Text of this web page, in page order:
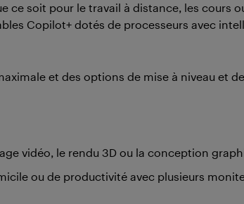
ce soit pour le travail à distance, les cours
Copilot+ dotés de processeurs avec
et des options de mise à niveau et
vidéo, le rendu 3D ou la conception
ou de productivité avec plusieurs